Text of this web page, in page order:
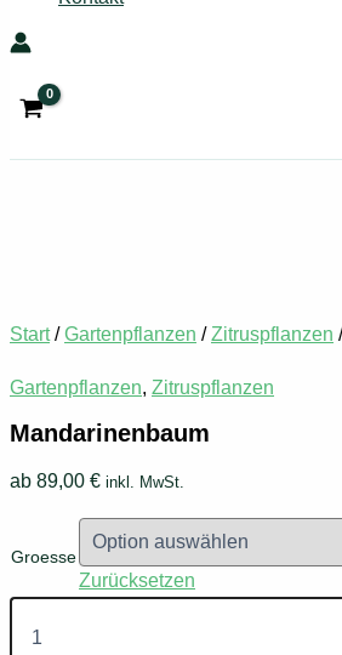
Start/Gartenpflanzen /Zitruspflanzen
Gartenpflanzen, Zitruspflanzen
Mandarinenbaum
ab 89,00 € inkl. MwSt.
Groesse
Zurücksetzen
Mandarinenbaum
Menge